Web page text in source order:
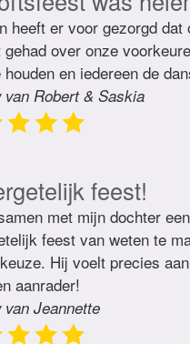
heeft er voor gezorgd
over onze
houden en iedereen de
van Robert & Saskia
feest!
met mijn dochter
feest van weten te
Hij voelt precies
aanrader!
Jeannette